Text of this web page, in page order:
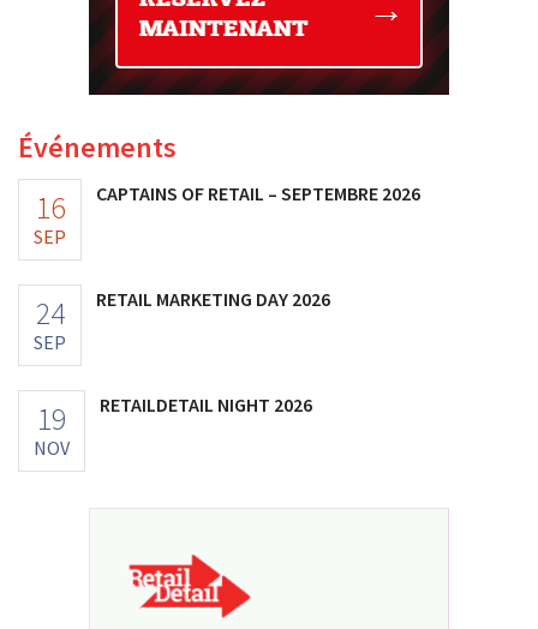
Événements
16
SEP
CAPTAINS OF RETAIL – SEPTEMBRE 2026
24
SEP
RETAIL MARKETING DAY 2026
19
NOV
RETAILDETAIL NIGHT 2026